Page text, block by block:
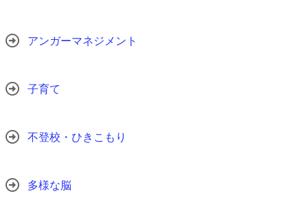
アンガーマネジメント
子育て
不登校・ひきこもり
多様な脳